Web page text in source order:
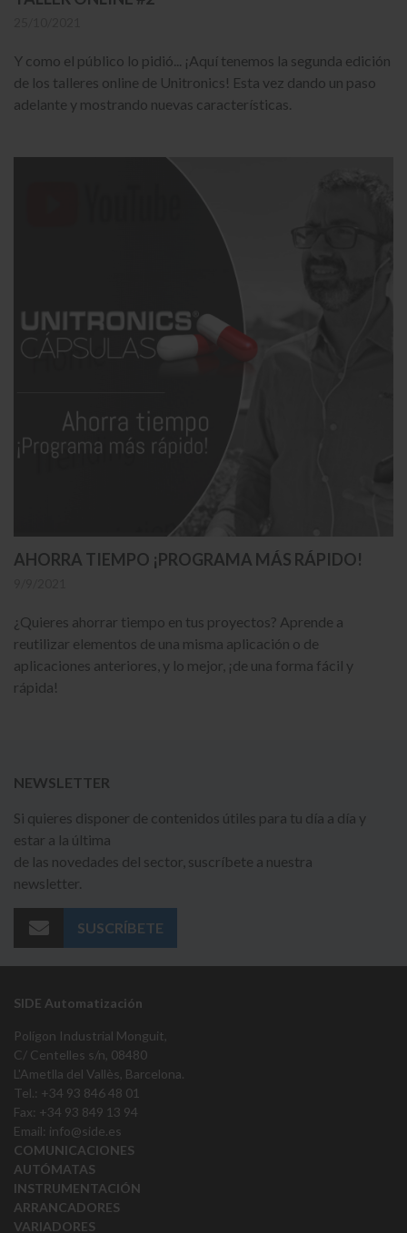
Y como el público lo pidió... ¡Aquí tenemos la segunda edición
de los talleres online de Unitronics! Esta vez dando un paso
adelante y mostrando nuevas características.
AHORRA TIEMPO ¡PROGRAMA MÁS RÁPIDO!
¿Quieres ahorrar tiempo en tus proyectos? Aprende a
reutilizar elementos de una misma aplicación o de
aplicaciones anteriores, y lo mejor, ¡de una forma fácil y
rápida!
NEWSLETTER
Si quieres disponer de contenidos útiles para tu día a día y
estar a la última
de las novedades del sector, suscríbete a nuestra
newsletter.
SUSCRÍBETE
SIDE Automatización
Polígon Industrial Monguit,
C/ Centelles s/n, 08480
L'Ametlla del Vallès, Barcelona.
Tel.: +34 93 846 48 01
Fax: +34 93 849 13 94
Email: info@side.es
COMUNICACIONES
AUTÓMATAS
INSTRUMENTACIÓN
ARRANCADORES
VARIADORES